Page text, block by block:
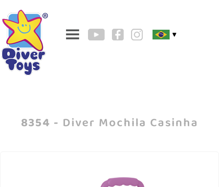
▼
8354 - Diver Mochila Casinha